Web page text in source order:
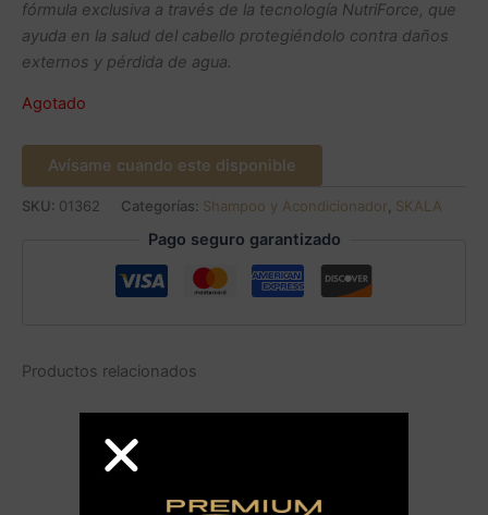
fórmula exclusiva a través de la tecnología NutriForce, que
ayuda en la salud del cabello protegiéndolo contra daños
externos y pérdida de agua.
Agotado
Avísame cuando este disponible
SKU: 01362 Categorías: Shampoo y Acondicionador SKALA
Pago seguro garantizado
Productos relacionados